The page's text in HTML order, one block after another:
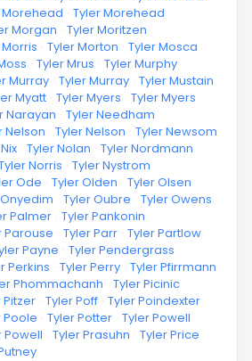
Morehead · Tyler Morehead
Morgan · Tyler Moritzen
· Tyler Morton · Tyler Mosca
· Tyler Mrus · Tyler Murphy
Murray · Tyler Murray · Tyler Mustain
Myatt · Tyler Myers · Tyler Myers
Narayan · Tyler Needham
Nelson · Tyler Nelson · Tyler Newsom
· Tyler Nolan · Tyler Nordmann
Norris · Tyler Nystrom
Ode · Tyler Olden · Tyler Olsen
· Tyler Oubre · Tyler Owens
Palmer · Tyler Pankonin
Parouse · Tyler Parr · Tyler Partlow
Payne · Tyler Pendergrass
Perkins · Tyler Perry · Tyler Pfirrmann
Phommachanh · Tyler Picinic
Pitzer · Tyler Poff · Tyler Poindexter
Poole · Tyler Potter · Tyler Powell
Powell · Tyler Prasuhn · Tyler Price